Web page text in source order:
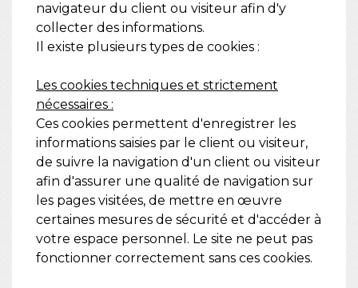
navigateur du client ou visiteur afin d'y
collecter des informations.
Il existe plusieurs types de cookies :
Les cookies techniques et strictement
nécessaires :
Ces cookies permettent d'enregistrer les
informations saisies par le client ou visiteur,
de suivre la navigation d'un client ou visiteur
afin d'assurer une qualité de navigation sur
les pages visitées, de mettre en œuvre
certaines mesures de sécurité et d'accéder à
votre espace personnel. Le site ne peut pas
fonctionner correctement sans ces cookies.